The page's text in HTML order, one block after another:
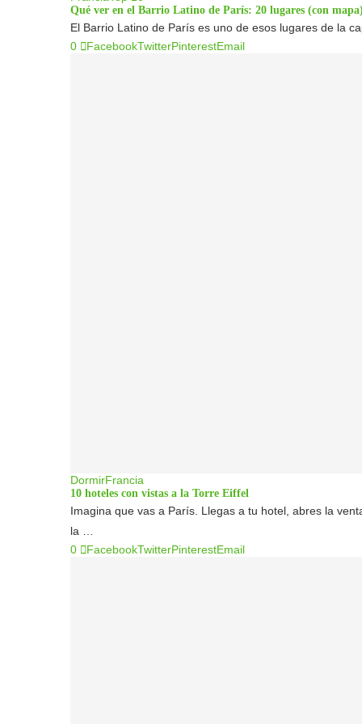
Qué ver en el Barrio Latino de París: 20 lugares (con mapa)
El Barrio Latino de París es uno de esos lugares de la
0
FacebookTwitterPinterestEmail
DormirFrancia
10 hoteles con vistas a la Torre Eiffel
Imagina que vas a París. Llegas a tu hotel, abres la
la …
0
FacebookTwitterPinterestEmail